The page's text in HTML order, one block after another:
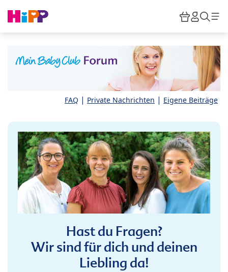
HiPP
FAQ | Private Nachrichten | Eigene Beiträge
Hast du Fragen?
Wir sind für dich und deinen
Liebling da!